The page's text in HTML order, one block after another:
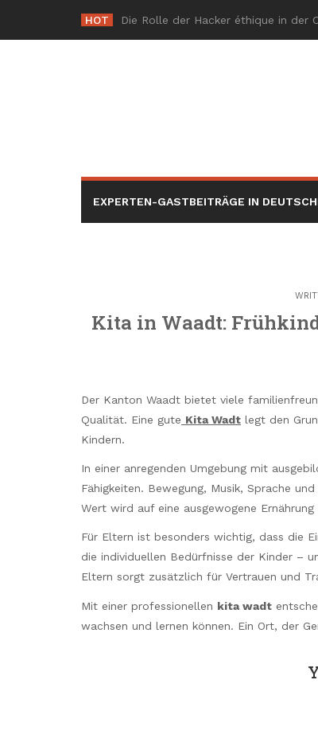
content
HOT -
EXPERTEN-GASTBEITRÄGE IN
Kita in Waadt:
Der Kanton Waadt bietet viele
Qualität. Eine gute Kita Wadt legt den
Kindern.
In einer anregenden Umgebung mit
Fähigkeiten. Bewegung, Musik, Sprache
Wert wird auf eine ausgewogene
Für Eltern ist besonders wichtig, dass die
die individuellen Bedürfnisse der Kinder –
Eltern sorgt zusätzlich für Vertrauen und
Mit einer professionellen kita wadt
wachsen und lernen können. Ein Ort, der